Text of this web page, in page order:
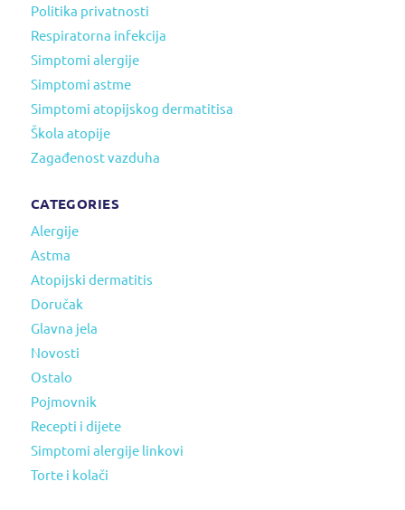
Politika privatnosti
Respiratorna infekcija
Simptomi alergije
Simptomi astme
Simptomi atopijskog dermatitisa
Škola atopije
Zagađenost vazduha
CATEGORIES
Alergije
Astma
Atopijski dermatitis
Doručak
Glavna jela
Novosti
Ostalo
Pojmovnik
Recepti i dijete
Simptomi alergije linkovi
Torte i kolači